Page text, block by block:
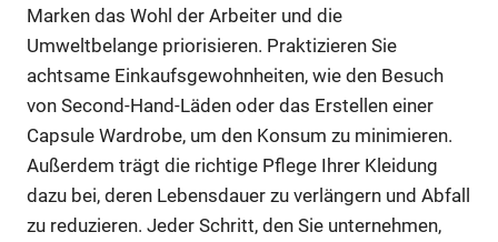
Marken das Wohl der Arbeiter und die
Umweltbelange priorisieren. Praktizieren Sie
achtsame Einkaufsgewohnheiten, wie den Besuch
von Second-Hand-Läden oder das Erstellen einer
Capsule Wardrobe, um den Konsum zu minimieren.
Außerdem trägt die richtige Pflege Ihrer Kleidung
dazu bei, deren Lebensdauer zu verlängern und Abfall
zu reduzieren. Jeder Schritt, den Sie unternehmen,